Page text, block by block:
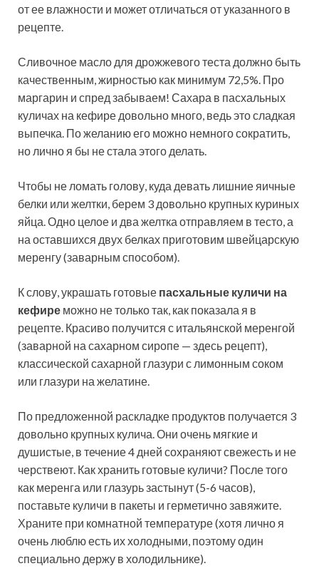
от ее влажности и может отличаться от указанного в
рецепте.
Сливочное масло для дрожжевого теста должно быть
качественным, жирностью как минимум 72,5%. Про
маргарин и спред забываем! Сахара в пасхальных
куличах на кефире довольно много, ведь это сладкая
выпечка. По желанию его можно немного сократить,
но лично я бы не стала этого делать.
Чтобы не ломать голову, куда девать лишние яичные
белки или желтки, берем 3 довольно крупных куриных
яйца. Одно целое и два желтка отправляем в тесто, а
на оставшихся двух белках приготовим швейцарскую
меренгу (заварным способом).
К слову, украшать готовые пасхальные куличи на
кефире можно не только так, как показала я в
рецепте. Красиво получится с итальянской меренгой
(заварной на сахарном сиропе — здесь рецепт),
классической сахарной глазури с лимонным соком
или глазури на желатине.
По предложенной раскладке продуктов получается 3
довольно крупных кулича. Они очень мягкие и
душистые, в течение 4 дней сохраняют свежесть и не
черствеют. Как хранить готовые куличи? После того
как меренга или глазурь застынут (5-6 часов),
поставьте куличи в пакеты и герметично завяжите.
Храните при комнатной температуре (хотя лично я
очень люблю есть их холодными, поэтому один
специально держу в холодильнике).